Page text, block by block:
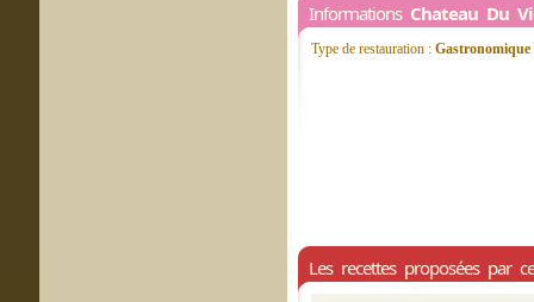
Informations Chateau Du
Type de restauration : Gastronomique
Les recettes proposées par